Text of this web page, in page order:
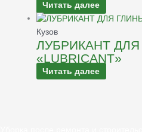
Читать далее
Кузов
ЛУБРИКАНТ
«LUBRICANT»
Читать далее